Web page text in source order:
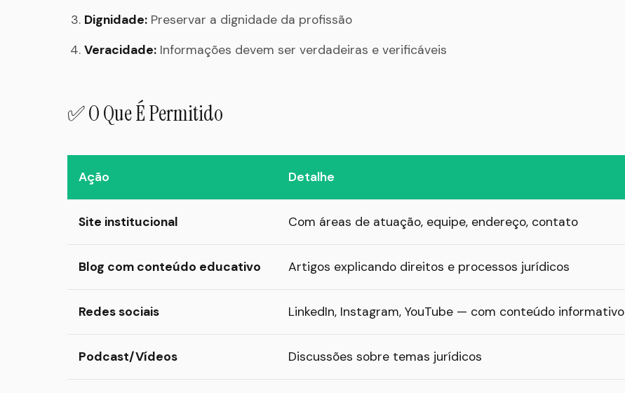
Dignidade: Preservar a dignidade da profissão
Veracidade: Informações devem ser verdadeiras e verificáveis
✅ O Que É Permitido
Ação Detalhe
Site institucional Com áreas de atuação, equipe, endereço, contato
Blog com conteúdo educativo Artigos explicando direitos e processos jurídicos
Redes sociais LinkedIn, Instagram, YouTube — com conteúdo informativo
Podcast/Vídeos Discussões sobre temas jurídicos